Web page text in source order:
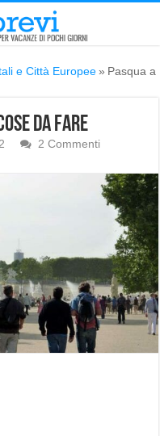
e Città Europee » Pasqua a
da fare
2 Commenti